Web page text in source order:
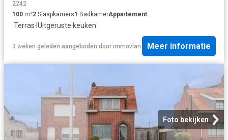
2242
100 m²2 Slaapkamers1 BadkamerAppartement
·Terras· IUitgeruste keuken
3 weken geleden aangeboden door immovlan Meer informatie
Foto bekijken